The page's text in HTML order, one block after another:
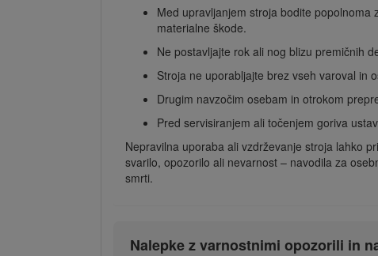
Med upravljanjem stroja bodite
materialne škode.
Ne postavljajte rok ali nog blizu premičnih
Stroja ne uporabljajte brez vseh varoval in
Drugim navzočim osebam in otrokom
Pred servisiranjem ali točenjem goriva
Nepravilna uporaba ali vzdrževanje stroja lahko
svarilo, opozorilo ali nevarnost – navodila za
smrti.
Nalepke z varnostnimi opozorili in